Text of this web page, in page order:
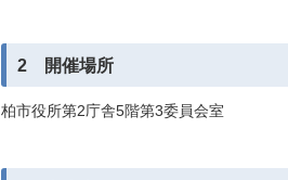
2 開催場所
柏市役所第2庁舎5階第3委員会室